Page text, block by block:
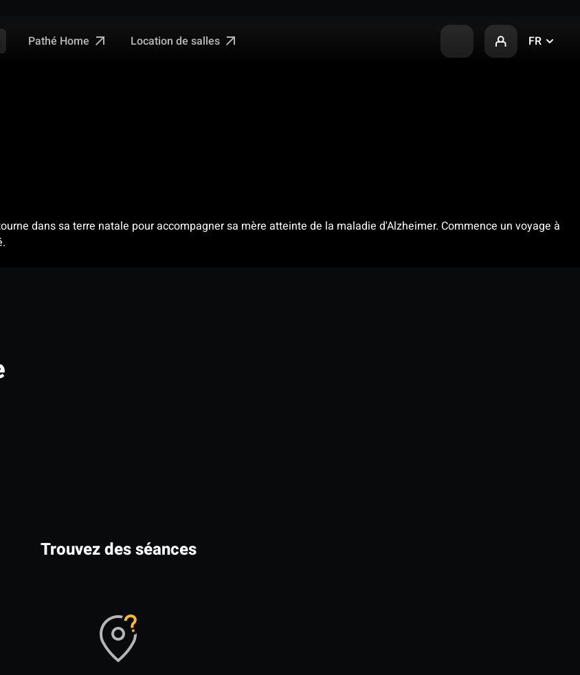
Pathé Home Location de salles FR
dans sa terre natale pour accompagner sa mère atteinte de la maladie d'Alzheimer. Commence un voyage à
Trouvez des séances